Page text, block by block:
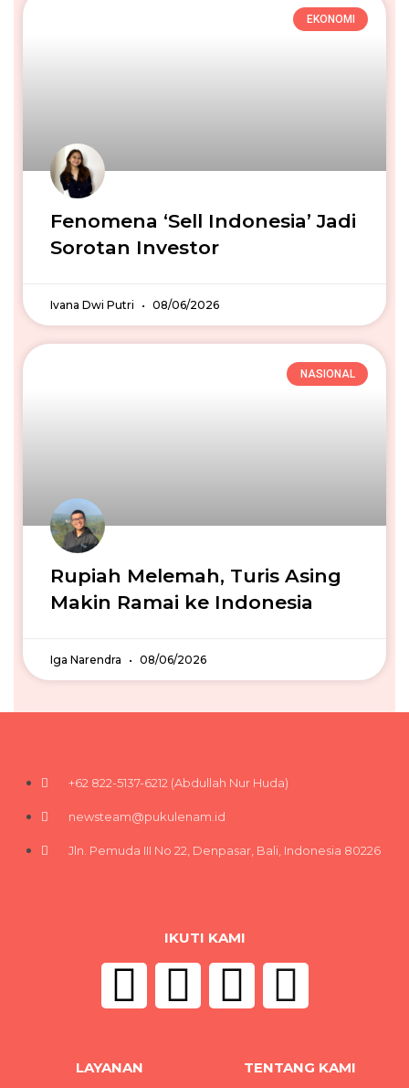
EKONOMI
Fenomena ‘Sell Indonesia’ Jadi
Sorotan Investor
Ivana Dwi Putri 08/06/2026
NASIONAL
Rupiah Melemah, Turis Asing
Makin Ramai ke Indonesia
Iga Narendra 08/06/2026
+62 822-5137-6212 (Abdullah Nur Huda)
newsteam@pukulenam.id
Jln. Pemuda III No 22, Denpasar, Bali, Indonesia 80226
IKUTI KAMI
LAYANAN TENTANG KAMI